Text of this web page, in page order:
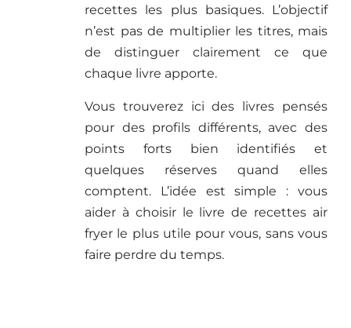
recettes les plus basiques. L’objectif
n’est pas de multiplier les titres, mais
de distinguer clairement ce que
chaque livre apporte.
Vous trouverez ici des livres pensés
pour des profils différents, avec des
points forts bien identifiés et
quelques réserves quand elles
comptent. L’idée est simple : vous
aider à choisir le livre de recettes air
fryer le plus utile pour vous, sans vous
faire perdre du temps.